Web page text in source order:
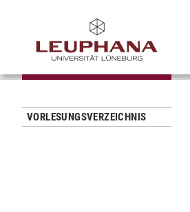
VORLESUNGSVERZEICHNIS